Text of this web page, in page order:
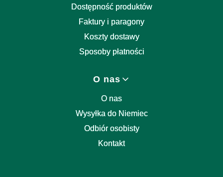
Dostępność produktów
Faktury i paragony
Koszty dostawy
Sposoby płatności
O nas
O nas
Wysyłka do Niemiec
Odbiór osobisty
Kontakt